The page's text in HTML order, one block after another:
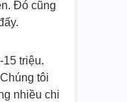
Đó cũng
15 triệu.
tôi
nhiều chi